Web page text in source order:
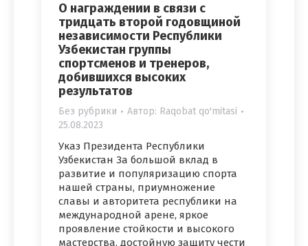
О награждении в связи с
тридцать второй годовщиной
независимости Республики
Узбекистан группы
спортсменов и тренеров,
добившихся высоких
результатов
Без рубрики Автор: Raqobat qo'mitasi
25.08.2023
Указ Президента Республики
Узбекистан За большой вклад в
развитие и популяризацию спорта
нашей страны, приумножение
славы и авторитета республики на
международной арене, яркое
проявление стойкости и высокого
мастерства, достойную защиту чести